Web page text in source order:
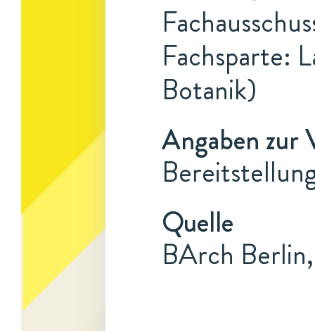
Fachsparte:
Botanik)
Angaben zur
Quelle
BArch